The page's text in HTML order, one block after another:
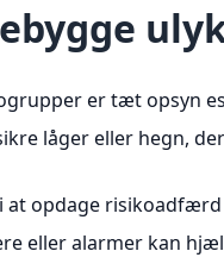
er tæt opsyn
låger eller hegn,
at opdage
eller alarmer kan